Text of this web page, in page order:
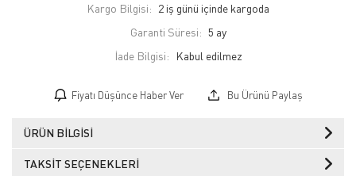
Kargo Bilgisi: 2 iş günü içinde kargoda
Garanti Süresi: 5 ay
İade Bilgisi:
Fiyatı Düşünce Haber Ver Bu Ürünü Paylaş
ÜRÜN BILGISI
TAKSIT SEÇENEKLERI